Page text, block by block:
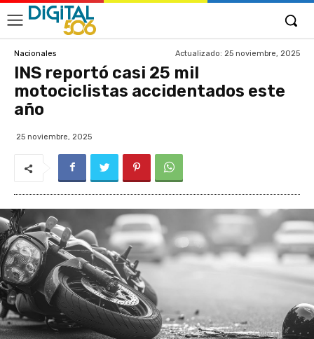
Nacionales Actualizado: 25 noviembre, 2025
INS reportó casi 25 mil
motociclistas accidentados este
año
25 noviembre, 2025